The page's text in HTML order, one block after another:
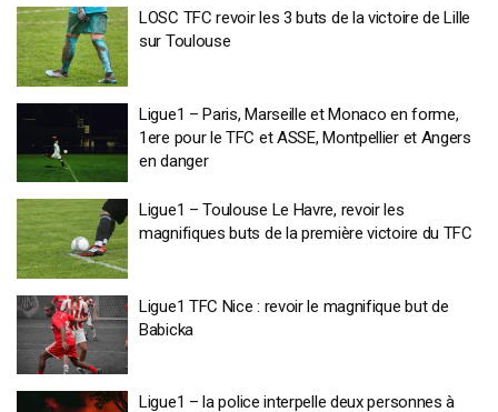
LOSC TFC revoir les 3 buts de la victoire de Lille
sur Toulouse
Ligue1 – Paris, Marseille et Monaco en forme,
1ere pour le TFC et ASSE, Montpellier et Angers
en danger
Ligue1 – Toulouse Le Havre, revoir les
magnifiques buts de la première victoire du TFC
Ligue1 TFC Nice : revoir le magnifique but de
Babicka
Ligue1 – la police interpelle deux personnes à